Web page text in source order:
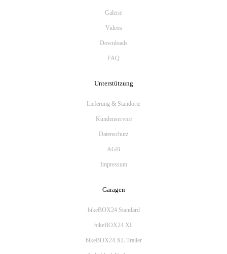
Galerie
Videos
Downloads
FAQ
Unterstützung
Lieferung & Standorte
Kundenservice
Datenschutz
AGB
Impressum
Garagen
bikeBOX24 Standard
bikeBOX24 XL
bikeBOX24 XL Trailer